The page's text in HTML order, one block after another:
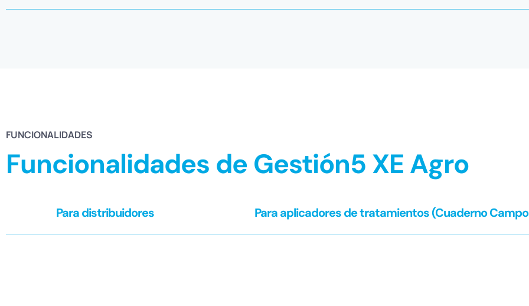
FUNCIONALIDADES
Funcionalidades de Gestión5 XE Agro
Para distribuidores Para aplicadores de tratamientos (Cuaderno